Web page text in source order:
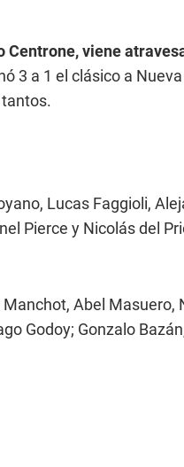
viene
3 a 1 el clásico a
Lucas Faggioli,
Pierce y Nicolás del
Abel Masuero,
Godoy; Gonzalo